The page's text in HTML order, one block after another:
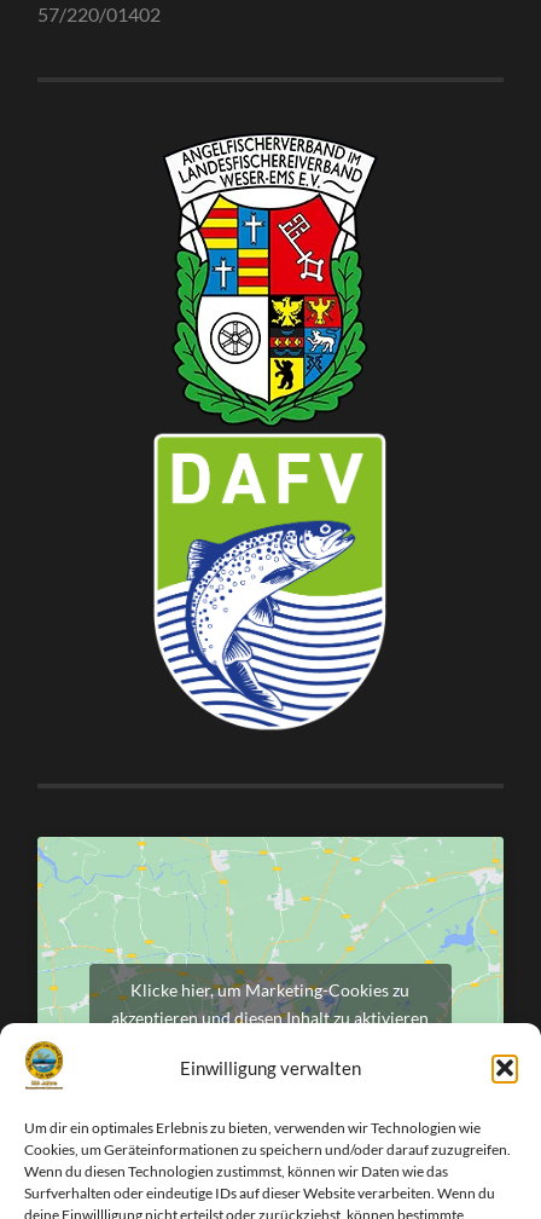
Einwilligung verwalten
Um dir ein optimales Erlebnis zu bieten, verwenden wir Technologien wie
Cookies, um Geräteinformationen zu speichern und/oder darauf zuzugreifen.
Wenn du diesen Technologien zustimmst, können wir Daten wie das
Surfverhalten oder eindeutige IDs auf dieser Website verarbeiten. Wenn du
deine Einwillligung nicht erteilst oder zurückziehst, können bestimmte
57/220/01402
Klicke hier, um Marketing-Cookies zu
akzeptieren und diesen Inhalt zu aktivieren